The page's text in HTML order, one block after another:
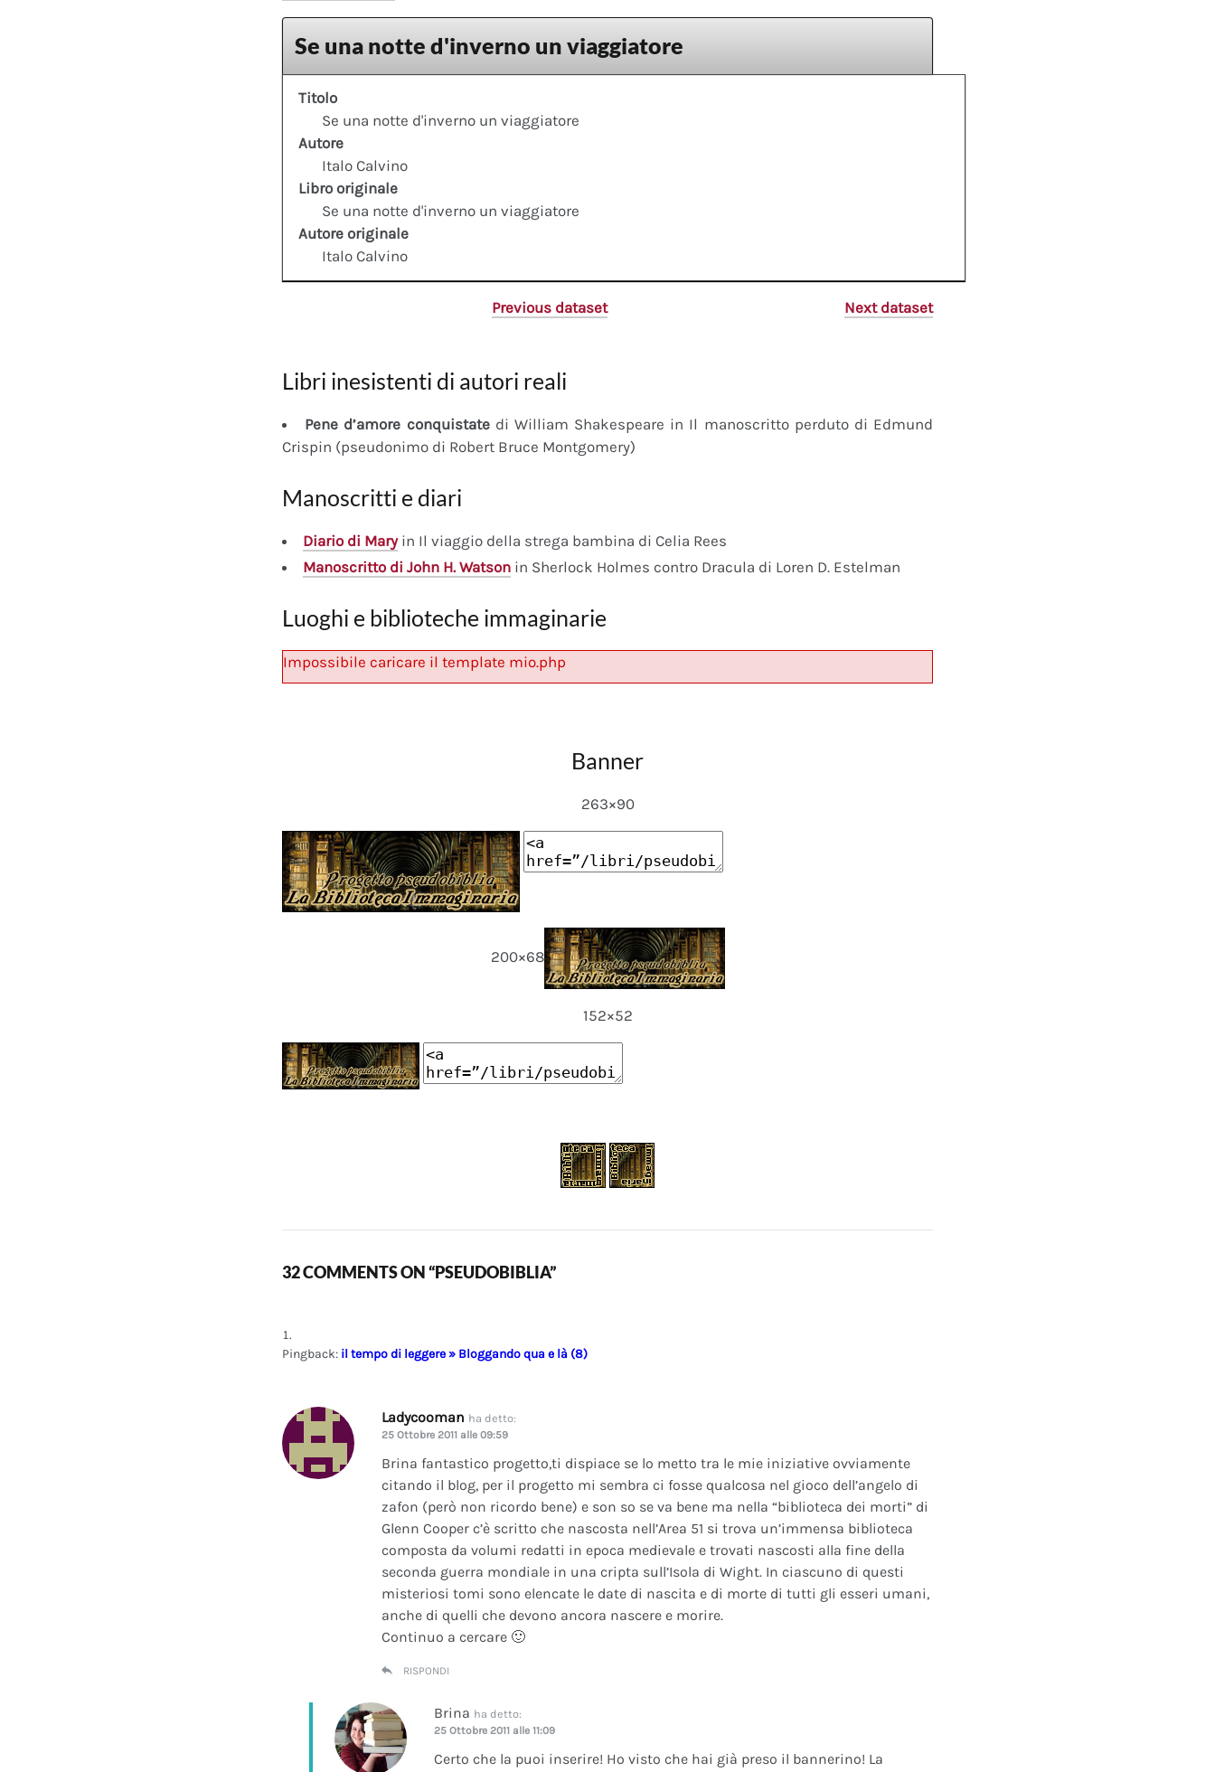
Se una notte d'inverno un viaggiatore
Titolo
Se una notte d'inverno un viaggiatore
Autore
Italo Calvino
Libro originale
Se una notte d'inverno un viaggiatore
Autore originale
Italo Calvino
Previous dataset Next dataset
Libri inesistenti di autori reali
Pene d’amore conquistatedi William Shakespeare in Il manoscritto perduto di Edmund
Crispin (pseudonimo di Robert Bruce Montgomery)
Manoscritti e diari
Diario di Maryin Il viaggio della strega bambina di Celia Rees
Manoscritto di John H. Watson in Sherlock Holmes contro Dracula di Loren D. Estelman
Luoghi e biblioteche immaginarie
Impossibile caricare il template mio.php
Banner
263×90
200×68
152×52
32 COMMENTS ON “PSEUDOBIBLIA”
Pingback: il tempo di leggere » Bloggando qua e là (8)
Ladycooman ha detto:
25 Ottobre 2011 alle 09:59
Brina fantastico progetto,ti dispiace se lo metto tra le mie iniziative ovviamente
citando il blog, per il progetto mi sembra ci fosse qualcosa nel gioco dell’angelo di
zafon (però non ricordo bene) e son so se va bene ma nella “biblioteca dei morti” di
Glenn Cooper c’è scritto che nascosta nell’Area 51 si trova un’immensa biblioteca
composta da volumi redatti in epoca medievale e trovati nascosti alla fine della
seconda guerra mondiale in una cripta sull’Isola di Wight. In ciascuno di questi
misteriosi tomi sono elencate le date di nascita e di morte di tutti gli esseri umani,
anche di quelli che devono ancora nascere e morire.
Continuo a cercare 🙂
RISPONDI
Brina ha detto:
25 Ottobre 2011 alle 11:09
Certo che la puoi inserire! Ho visto che hai già preso il bannerino! La